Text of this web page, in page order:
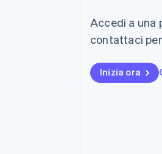
Accedi a una
contattaci
Inizia ora